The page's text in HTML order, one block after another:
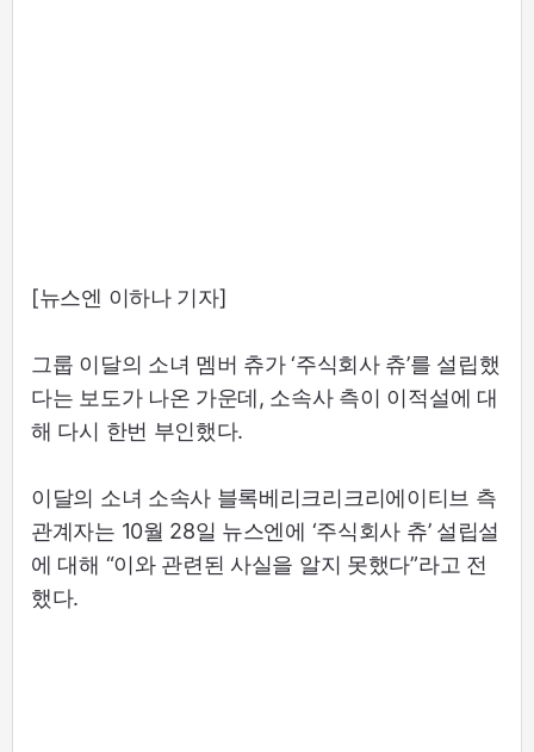
[뉴스엔 이하나 기자]
그룹 이달의 소녀 멤버 츄가 ‘주식회사 츄’를 설립했
다는 보도가 나온 가운데, 소속사 측이 이적설에 대
해 다시 한번 부인했다.
이달의 소녀 소속사 블록베리크리크리에이티브 측
관계자는 10월 28일 뉴스엔에 ‘주식회사 츄’ 설립설
에 대해 “이와 관련된 사실을 알지 못했다”라고 전
했다.